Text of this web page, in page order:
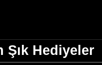
Şık Hediyeler